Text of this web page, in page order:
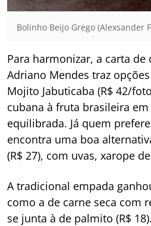
Bolinho Beijo Grego (Alexsander
Para harmonizar, a carta
Adriano Mendes traz
Mojito Jabuticaba (R$ 42/
cubana à fruta brasileira
equilibrada. Já quem
encontra uma boa
(R$ 27), com uvas, xarope
A tradicional empada
como a de carne seca com
se junta à de palmito (R$